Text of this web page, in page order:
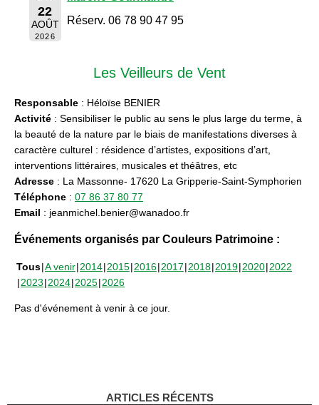
22
AOÛT
2026
Réserv. 06 78 90 47 95
Les Veilleurs de Vent
Responsable : Héloïse BENIER
Activité : Sensibiliser le public au sens le plus large du terme, à
la beauté de la nature par le biais de manifestations diverses à
caractère culturel : résidence d’artistes, expositions d’art,
interventions littéraires, musicales et théâtres, etc
Adresse : La Massonne- 17620 La Gripperie-Saint-Symphorien
Téléphone : 07 86 37 80 77
Email : jeanmichel.benier@wanadoo.fr
Événements organisés par Couleurs Patrimoine :
Tous A venir 2014 2015 2016 2017 2018 2019 2020 2022
2023 2024 2025 2026
Pas d'événement à venir à ce jour.
ARTICLES RÉCENTS